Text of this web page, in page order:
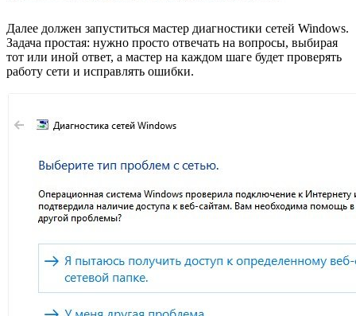
Далее должен запуститься мастер диагностики сетей Windows.
Задача простая: нужно просто отвечать на вопросы, выбирая
тот или иной ответ, а мастер на каждом шаге будет проверять
работу сети и исправлять ошибки.